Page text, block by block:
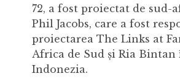
72, a fost proiectat de sud-
Phil Jacobs, care a fost
proiectarea The Links at
Africa de Sud și Ria Bintan
Indonezia.